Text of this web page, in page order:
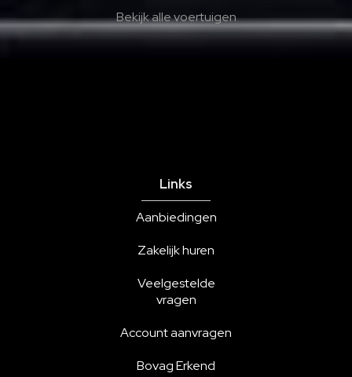
Bekijk alle voertuigen
Links
Aanbiedingen
Zakelijk huren
Veelgestelde
vragen
Account aanvragen
Bovag Erkend